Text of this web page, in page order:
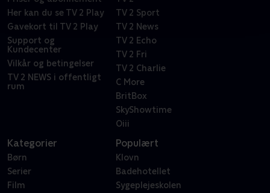
Her kan du se TV 2 Play
Gavekort til TV 2 Play
Support og
Kundecenter
Vilkår og betingelser
TV 2 NEWS i offentligt
rum
TV 2 Sport
TV 2 News
TV 2 Echo
TV 2 Fri
TV 2 Charlie
C More
BritBox
SkyShowtime
Oiii
Kategorier
Børn
Serier
Film
Populært
Klovn
Badehotellet
Sygeplejeskolen